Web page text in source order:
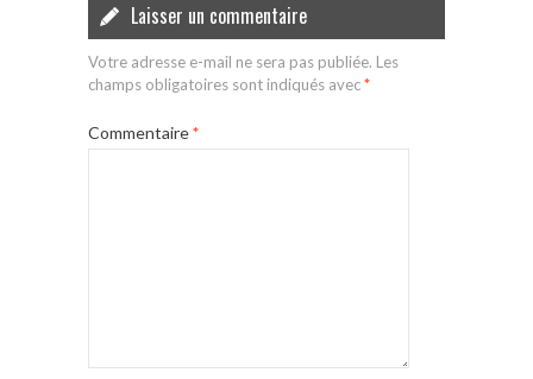
Laisser un commentaire
Votre adresse e-mail ne sera pas publiée. Les
champs obligatoires sont indiqués avec*
Commentaire*